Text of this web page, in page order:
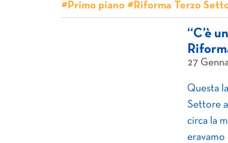
#Primo piano #Riforma Terzo
“C’è
27
Questa
Settore
circa la
eravamo